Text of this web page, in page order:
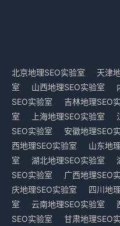
北京地理SEO实验室 天津
室
山西地理SEO实验室
SEO实验室
吉林地理SEO
室
上海地理SEO实验室
SEO实验室
安徽地理SEO
西地理SEO实验室
山东地
室
湖北地理SEO实验室
SEO实验室
广西地理SEO
庆地理SEO实验室
四川地
室
云南地理SEO实验室
SEO实验室
甘肃地理SEO